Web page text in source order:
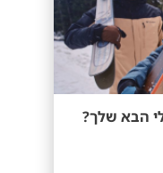
הבא שלך?